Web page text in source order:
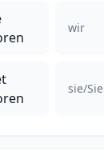
wir
sie/Sie